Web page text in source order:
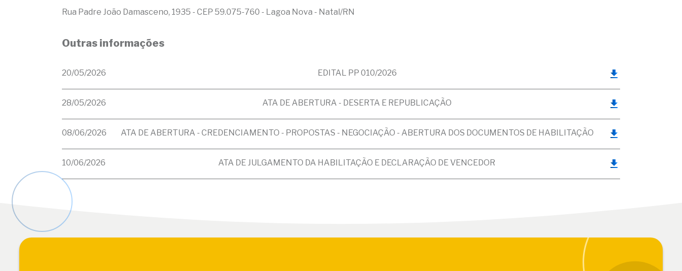
Rua Padre João Damasceno, 1935 - CEP 59.075-760 - Lagoa Nova - Natal/RN
Outras informações
20/05/2026 EDITAL PP 010/2026
28/05/2026 ATA DE ABERTURA - DESERTA E REPUBLICAÇÃO
08/06/2026 ATA DE ABERTURA - CREDENCIAMENTO - PROPOSTAS - NEGOCIAÇÃO - ABERTURA DOS DOCUMENTOS DE HABILITAÇÃO
10/06/2026 ATA DE JULGAMENTO DA HABILITAÇÃO E DECLARAÇÃO DE VENCEDOR